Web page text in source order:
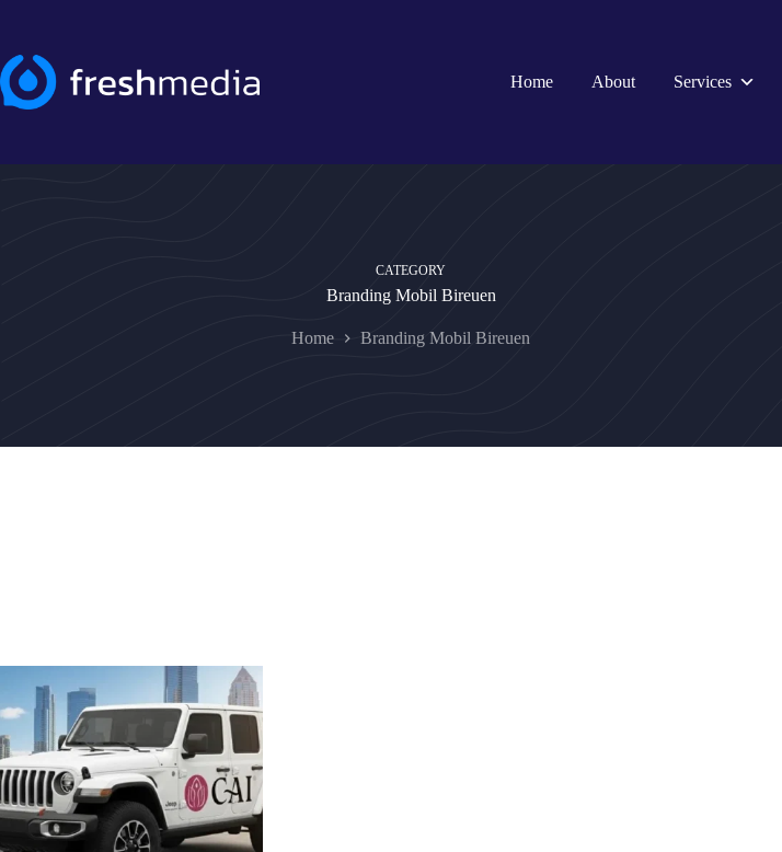
Home
About Services
CATEGORY
Branding Mobil Bireuen
Home Branding Mobil Bireuen